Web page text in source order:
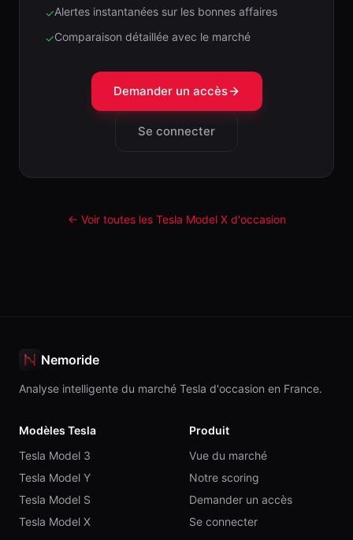
✓Alertes instantanées sur les bonnes affaires
✓Comparaison détaillée avec le marché
Demander un accès
Se connecter
← Voir toutes les Tesla Model Xd'occasion
Nemoride
Analyse intelligente du marché Tesla d'occasion en France.
Modèles Tesla
Tesla Model 3
Tesla Model Y
Tesla Model S
Tesla Model X
Produit
Vue du marché
Notre scoring
Demander un accès
Se connecter